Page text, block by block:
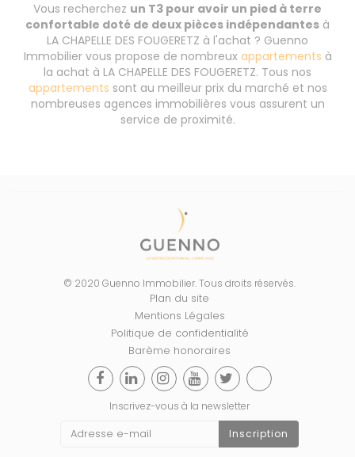
Vous recherchez un T3 pour avoir un pied à terre
confortable doté de deux pièces indépendantes à
LA CHAPELLE DES FOUGERETZ à l'achat ? Guenno
Immobilier vous propose de nombreux appartements à
la achat à LA CHAPELLE DES FOUGERETZ. Tous nos
appartements sont au meilleur prix du marché et nos
nombreuses agences immobilières vous assurent un
service de proximité.
© 2020 Guenno Immobilier. Tous droits réservés.
Plan du site
Mentions Légales
Politique de confidentialité
Barème honoraires
Inscrivez-vous à la newsletter
Inscription